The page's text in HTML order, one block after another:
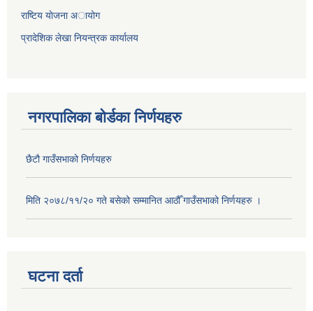
राष्टिय याेजना अायोग
प्रादेशिक लेखा नियन्त्रक कार्यालय
नगरपालिका बोर्डका निर्णयहरु
छैटौ गाउँसभाको निर्णयहरु
मिति २०७८/११/२० गते बसेको सम्मानित आठौँ गाउँसभाको निर्णयहरु ।
घटना दर्ता